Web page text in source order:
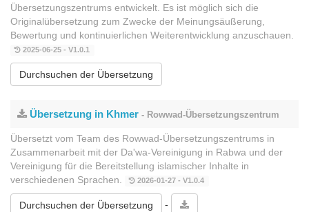
Übersetzungszentrums entwickelt. Es ist möglich sich die
Originalübersetzung zum Zwecke der Meinungsäußerung,
Bewertung und kontinuierlichen Weiterentwicklung anzuschauen.
2025-06-25 - V1.0.1
Durchsuchen der Übersetzung
Übersetzung in Khmer - Rowwad-Übersetzungszentrum
Übersetzt vom Team des Rowwad-Übersetzungszentrums in
Zusammenarbeit mit der Da'wa-Vereinigung in Rabwa und der
Vereinigung für die Bereitstellung islamischer Inhalte in
verschiedenen Sprachen.
2026-01-27 - V1.0.4
Durchsuchen der Übersetzung -